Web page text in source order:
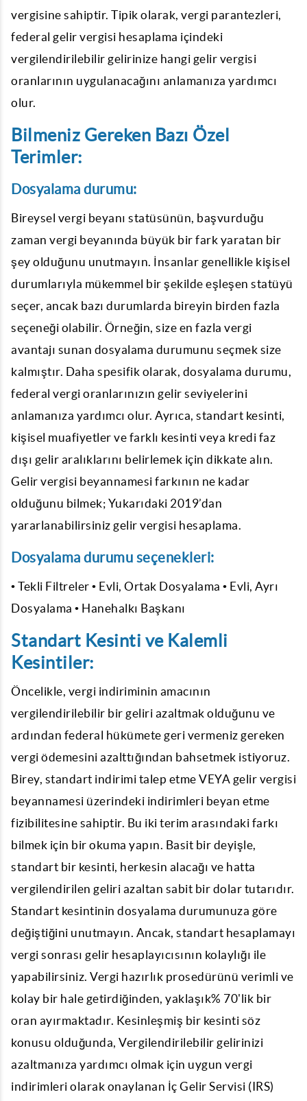
vergisine sahiptir. Tipik olarak, vergi parantezleri,
federal gelir vergisi hesaplama içindeki
vergilendirilebilir gelirinize hangi gelir vergisi
oranlarının uygulanacağını anlamanıza yardımcı
olur.
Bilmeniz Gereken Bazı Özel
Terimler:
Dosyalama durumu:
Bireysel vergi beyanı statüsünün, başvurduğu
zaman vergi beyanında büyük bir fark yaratan bir
şey olduğunu unutmayın. İnsanlar genellikle kişisel
durumlarıyla mükemmel bir şekilde eşleşen statüyü
seçer, ancak bazı durumlarda bireyin birden fazla
seçeneği olabilir. Örneğin, size en fazla vergi
avantajı sunan dosyalama durumunu seçmek size
kalmıştır. Daha spesifik olarak, dosyalama durumu,
federal vergi oranlarınızın gelir seviyelerini
anlamanıza yardımcı olur. Ayrıca, standart kesinti,
kişisel muafiyetler ve farklı kesinti veya kredi faz
dışı gelir aralıklarını belirlemek için dikkate alın.
Gelir vergisi beyannamesi farkının ne kadar
olduğunu bilmek; Yukarıdaki 2019’dan
yararlanabilirsiniz gelir vergisi hesaplama.
Dosyalama durumu seçenekleri:
• Tekli Filtreler • Evli, Ortak Dosyalama • Evli, Ayrı
Dosyalama • Hanehalkı Başkanı
Standart Kesinti ve Kalemli
Kesintiler:
Öncelikle, vergi indiriminin amacının
vergilendirilebilir bir geliri azaltmak olduğunu ve
ardından federal hükümete geri vermeniz gereken
vergi ödemesini azalttığından bahsetmek istiyoruz.
Birey, standart indirimi talep etme VEYA gelir vergisi
beyannamesi üzerindeki indirimleri beyan etme
fizibilitesine sahiptir. Bu iki terim arasındaki farkı
bilmek için bir okuma yapın. Basit bir deyişle,
standart bir kesinti, herkesin alacağı ve hatta
vergilendirilen geliri azaltan sabit bir dolar tutarıdır.
Standart kesintinin dosyalama durumunuza göre
değiştiğini unutmayın. Ancak, standart hesaplamayı
vergi sonrası gelir hesaplayıcısının kolaylığı ile
yapabilirsiniz. Vergi hazırlık prosedürünü verimli ve
kolay bir hale getirdiğinden, yaklaşık% 70'lik bir
oran ayırmaktadır. Kesinleşmiş bir kesinti söz
konusu olduğunda, Vergilendirilebilir gelirinizi
azaltmanıza yardımcı olmak için uygun vergi
indirimleri olarak onaylanan İç Gelir Servisi (IRS)